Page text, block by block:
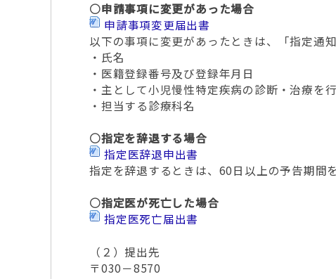
○申請事項に変更があった場合
申請事項変更届出書
以下の事項に変更があったときは、「指定通
・氏名
・医籍登録番号及び登録年月日
・主として小児慢性特定疾病の診断・治療を
・担当する診療科名
○指定を辞退する場合
指定医辞退申出書
指定を辞退するときは、60日以上の予告期間
○指定医が死亡した場合
指定医死亡届出書
（２）提出先
〒030－8570